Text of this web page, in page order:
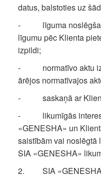
datus, balstoties uz
- līguma
līgumu pēc Klienta
izpildi;
- normatīvo aktu
ārējos normatīvajos
- saskaņā ar Klienta
- likumīgās
«GENESHA» un
saistībām vai noslēgtā
SIA «GENESHA»
2. SIA